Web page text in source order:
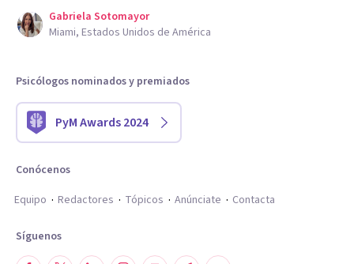
Gabriela Sotomayor
Miami, Estados Unidos de América
Psicólogos nominados y premiados
PyM Awards 2024
Conócenos
Equipo
Redactores Tópicos Anúnciate Contacta
Síguenos